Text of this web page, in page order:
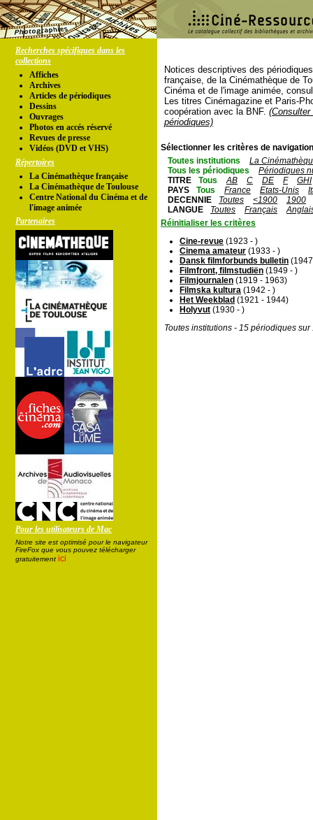
Recherches spécifiques dans les
collections
Affiches
Archives
Articles de périodiques
Dessins
Ouvrages
Photos en accés réservé
Revues de presse
Vidéos (DVD et VHS)
Répertoires
La Cinémathèque française
La Cinémathèque de Toulouse
Centre National du Cinéma et de
l'image animée
Partenaires
Pour les utilisateurs de Mac
Notre site est optimisé pour le navigateur
FireFox que vous pouvez télécharger
gratuitement ici
Notices descriptives des
française, de la Cinémathèque de
Cinéma et de l'image animée,
Les titres Cinémagazine et Paris-
coopération avec la BNF.
périodiques)
Sélectionner les critères de
Toutes institutions
La
Tous les périodiques
Périodiques
TITRE
Tous AB C DE F
GHI
PAYS
Tous France Etats-Unis
DECENNIE
Toutes <1900
1900
LANGUE
Toutes Français
Réinitialiser les critères
Cine-revue (1923 - )
Cinema amateur (1933 - )
Dansk filmforbunds bulletin
Filmfront, filmstudiën (1949 - )
Filmjournalen (1919 - 1963)
Filmska kultura (1942 - )
Het Weekblad (1921 - 1944)
Holyvut (1930 - )
Toutes institutions - 15 périodiques sur